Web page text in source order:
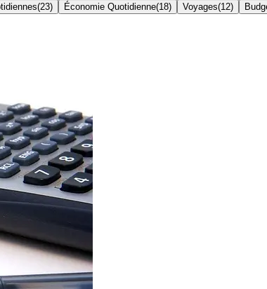
(23) Économie Quotidienne(18) Voyages(12)